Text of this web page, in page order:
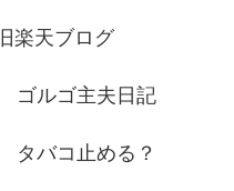
旧楽天ブログ
ゴルゴ主夫日記
タバコ止める？